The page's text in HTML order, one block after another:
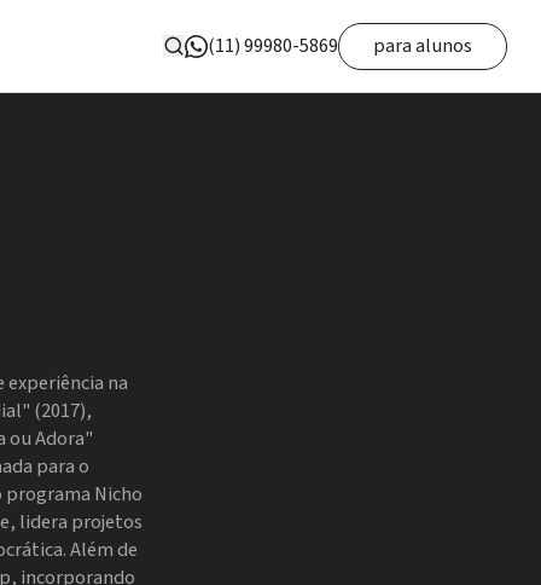
(11) 99980-5869 para alunos
na
(2017),
ou Adora"
para o
Nicho
lidera projetos
Além de
incorporando